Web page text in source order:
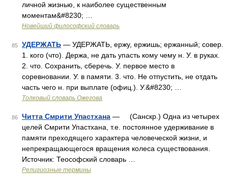
личной жизнью, к наиболее существенным
моментам&#8230; …
Новейший философский словарь
85 УДЕРЖАТЬ — УДЕРЖАТЬ, ержу, ержишь; ержанный; совер.
1. кого (что). Держа, не дать упасть кому чему н. У. в руках.
2. что. Сохранить, сберечь. У. первое место в
соревновании. У. в памяти. 3. что. Не отпустить, не отдать
часть чего н. при выплате (офиц.). У.&#8230; …
Толковый словарь Ожегова
86 Читта Смрити Упастхана — (Санскр.) Одна из четырех
целей Смрити Упастхана, т.е. постоянное удерживание в
памяти преходящего характера человеческой жизни, и
непрекращающегося вращения колеса существования.
Источник: Теософский словарь …
Религиозные термины